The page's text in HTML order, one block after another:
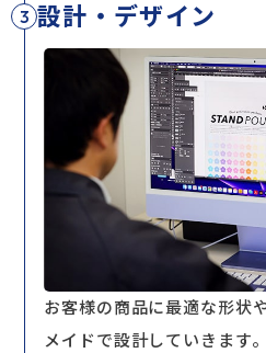
3 設計・デザイン
お客様の商品に最適な形状
メイドで設計していきます